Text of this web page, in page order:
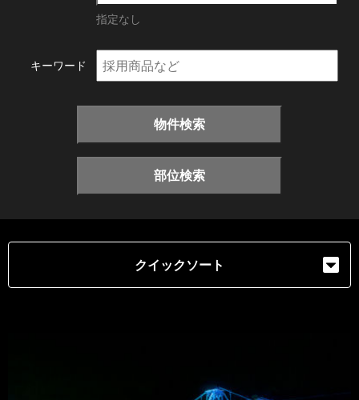
指定なし
キーワード
物件検索
部位検索
クイックソート